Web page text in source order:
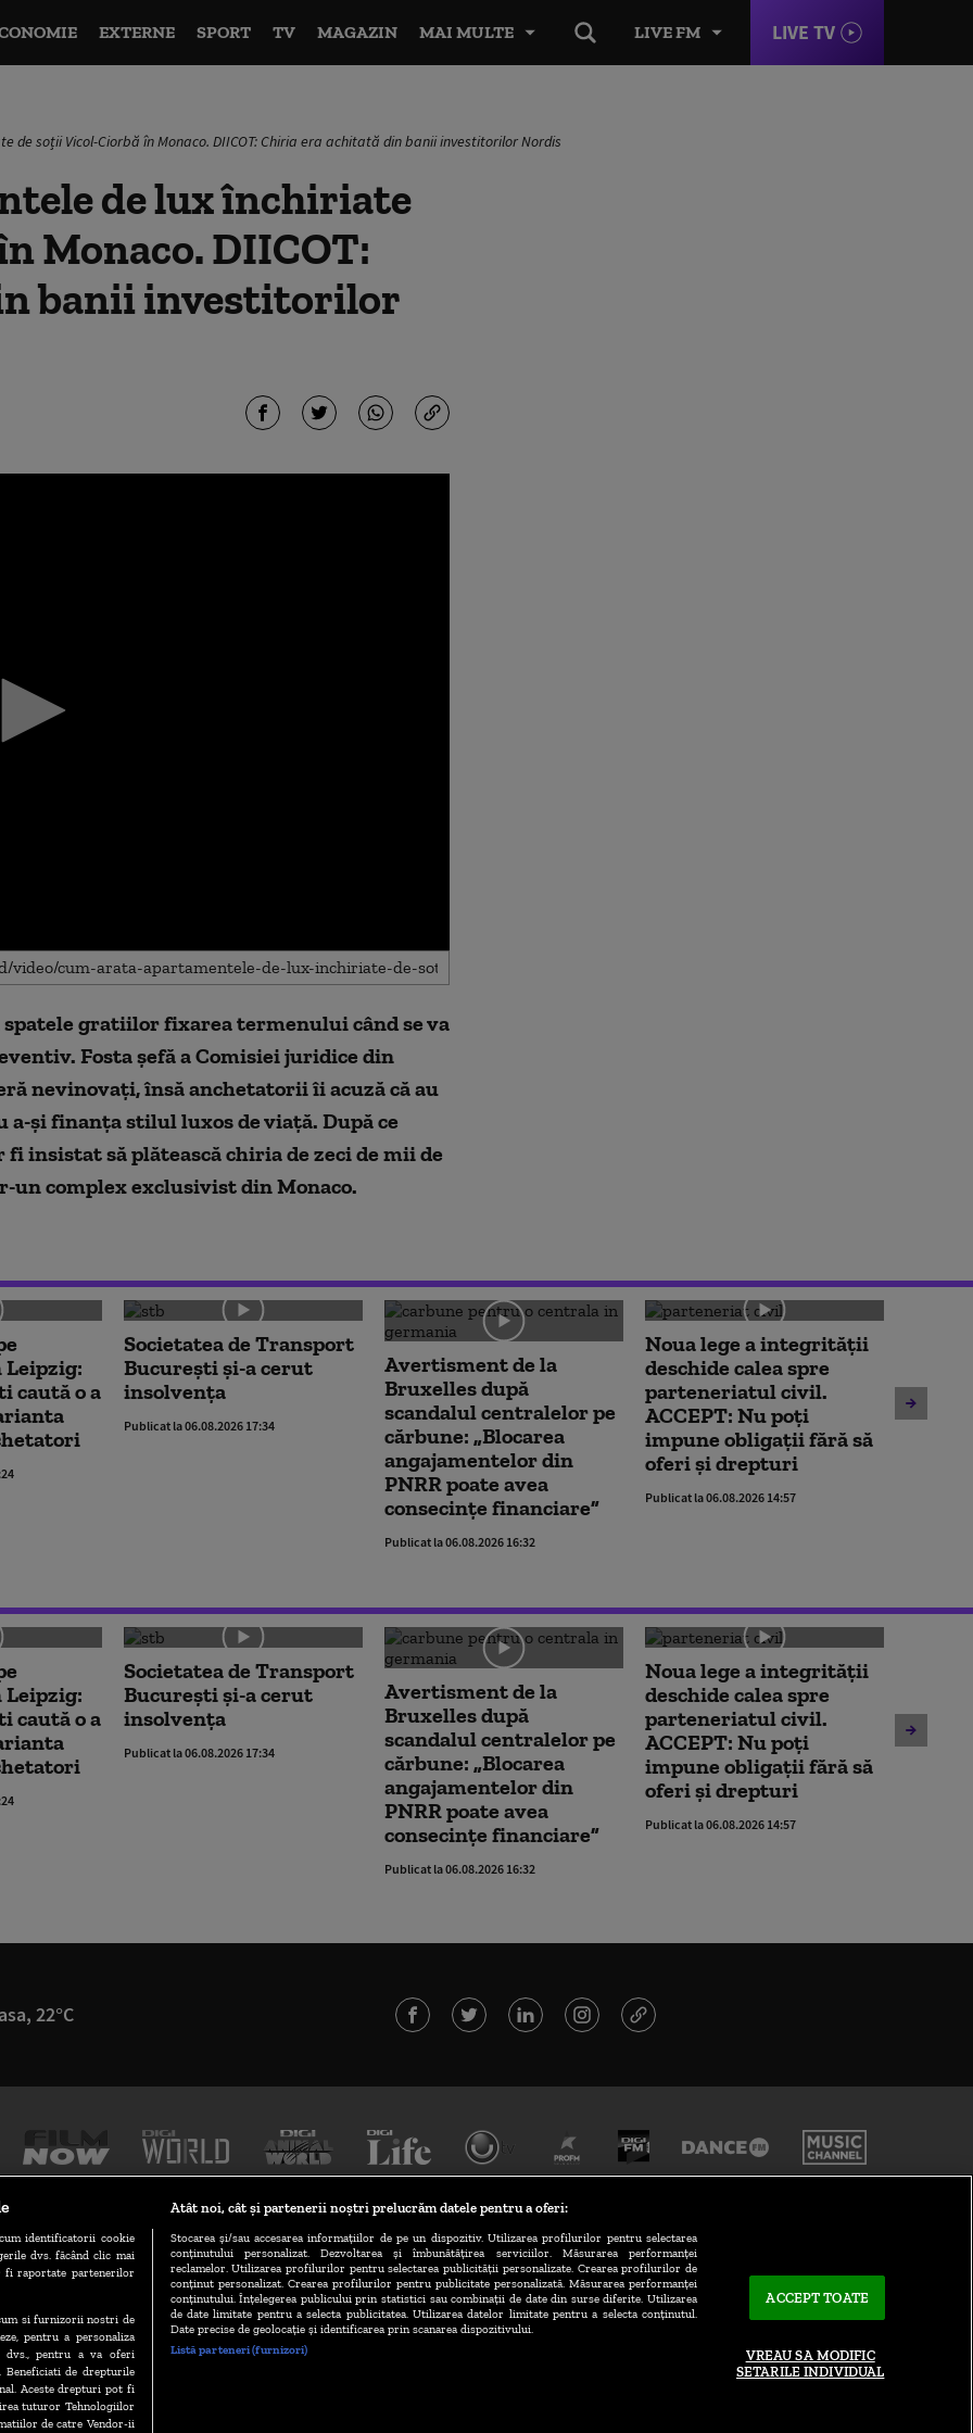
LIVE FM LIVE TV
EXTERNE SPORT TV MAGAZIN MAI MULTE
de soții Vicol-Ciorbă în Monaco. DIICOT: Chiria era achitată din banii investitorilor Nordis
de lux închiriate
Monaco. DIICOT:
banii investitorilor
gratiilor fixarea termenului când se va
Fosta șefă a Comisiei juridice din
nevinovați, însă anchetatorii îi acuză că au
și finanța stilul luxos de viață. După ce
insistat să plătească chiria de zeci de mii de
complex exclusivist din Monaco.
caută o a
Societatea de Transport
București și-a cerut
insolvența
Publicat la 06.08.2026 17:34
Avertisment de la
Bruxelles după
scandalul centralelor pe
cărbune: „Blocarea
angajamentelor din
PNRR poate avea
consecințe financiare”
Publicat la 06.08.2026 16:32
Noua lege a integrității
deschide calea spre
parteneriatul civil.
ACCEPT: Nu poți
impune obligații fără să
oferi și drepturi
Publicat la 06.08.2026 14:57
caută o a
Societatea de Transport
București și-a cerut
insolvența
Publicat la 06.08.2026 17:34
Avertisment de la
Bruxelles după
scandalul centralelor pe
cărbune: „Blocarea
angajamentelor din
PNRR poate avea
consecințe financiare”
Publicat la 06.08.2026 16:32
Noua lege a integrității
deschide calea spre
parteneriatul civil.
ACCEPT: Nu poți
impune obligații fără să
oferi și drepturi
Publicat la 06.08.2026 14:57
22°C
TERMENI ȘI CONDIȚII POLITICA DE CONFIDENȚIALITATE
GESTIONAȚI PREFERINȚELE CODUL DIGI24 CAMERE WEB CONTACT/INFO
identificatorii cookie
dvs. făcând clic mai
fi raportate partenerilor
si furnizorii nostri de
pentru a personaliza
dvs., pentru a va oferi
Beneficiati de drepturile
Aceste drepturi pot fi
tuturor Tehnologiilor
de catre Vendor-ii
Atât noi, cât și partenerii noștri prelucrăm datele pentru a oferi:
Stocarea și/sau accesarea informațiilor de pe un dispozitiv. Utilizarea profilurilor pentru selectarea
conținutului personalizat. Dezvoltarea și îmbunătățirea serviciilor. Măsurarea performanței
reclamelor. Utilizarea profilurilor pentru selectarea publicității personalizate. Crearea profilurilor de
conținut personalizat. Crearea profilurilor pentru publicitate personalizată. Măsurarea performanței
conținutului. Înțelegerea publicului prin statistici sau combinații de date din surse diferite. Utilizarea
de date limitate pentru a selecta publicitatea. Utilizarea datelor limitate pentru a selecta conținutul.
Date precise de geolocație și identificarea prin scanarea dispozitivului.
Listă parteneri (furnizori)
ACCEPT TOATE
VREAU SA MODIFIC
SETARILE INDIVIDUAL